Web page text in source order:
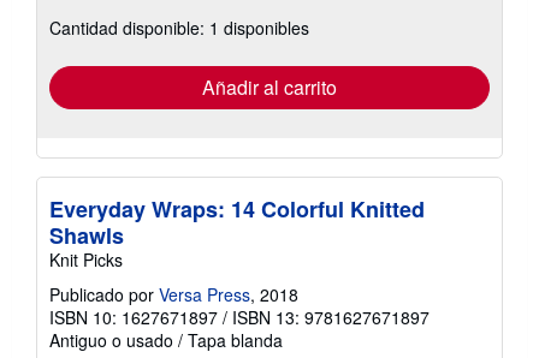
las
tarifas
envío
Cantidad disponible: 1 disponibles
Añadir al carrito
Everyday Wraps: 14 Colorful Knitted
Shawls
Knit Picks
Publicado por Versa Press, 2018
ISBN 10: 1627671897 / ISBN 13: 9781627671897
Antiguo o usado / Tapa blanda